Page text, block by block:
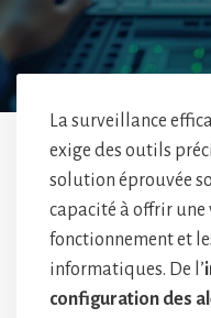
La surveillance
exige des outils
solution éprouvée
capacité à offrir
fonctionnement et
informatiques. De l’
configuration des